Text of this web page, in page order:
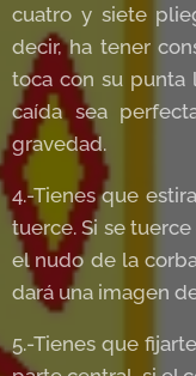
cuatro y siete
decir, ha tener
toca con su punta
caída sea
gravedad.
4.-Tienes que
tuerce. Si se
el nudo de la
dará una imagen
5.-Tienes que